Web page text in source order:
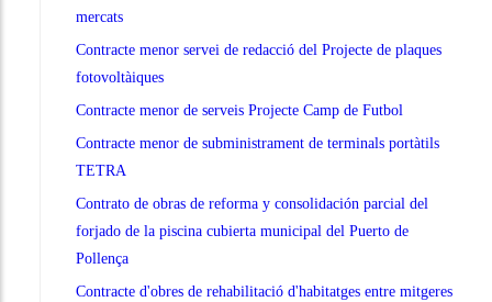
mercats
Contracte menor servei de redacció del Projecte de plaques
fotovoltàiques
Contracte menor de serveis Projecte Camp de Futbol
Contracte menor de subministrament de terminals portàtils
TETRA
Contrato de obras de reforma y consolidación parcial del
forjado de la piscina cubierta municipal del Puerto de
Pollença
Contracte d'obres de rehabilitació d'habitatges entre mitgeres